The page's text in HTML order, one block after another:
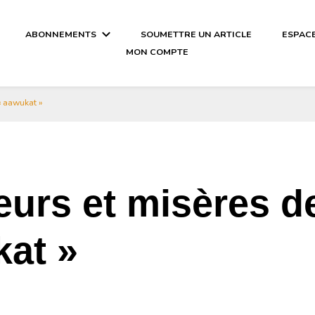
njaay.com littérature
ABONNEMENTS SOUMETTRE UN ARTICLE
MON COMPTE
»
et misères
»